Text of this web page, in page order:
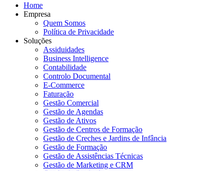
Home
Empresa
Quem Somos
Política de Privacidade
Soluções
Assiduidades
Business Intelligence
Contabilidade
Controlo Documental
E-Commerce
Faturação
Gestão Comercial
Gestão de Agendas
Gestão de Ativos
Gestão de Centros de Formação
Gestão de Creches e Jardins de Infância
Gestão de Formação
Gestão de Assistências Técnicas
Gestão de Marketing e CRM